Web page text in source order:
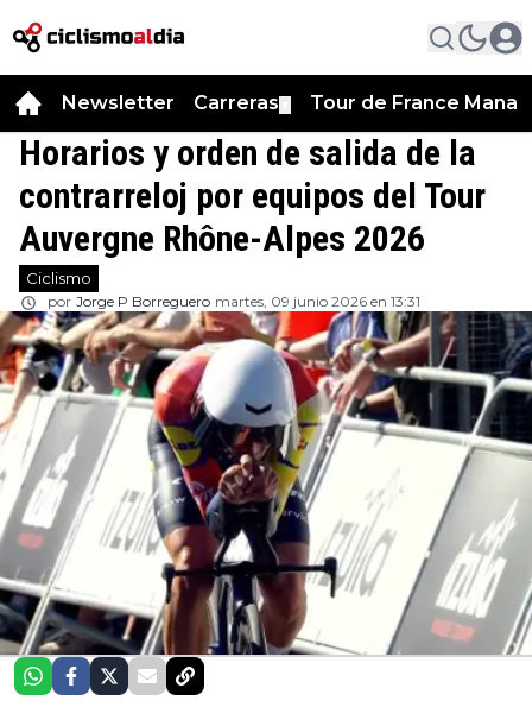
Newsletter Carreras Tour de France
Horarios y orden de salida de la
contrarreloj por equipos del Tour
Auvergne Rhône-Alpes 2026
Ciclismo
por Jorge P Borreguero martes, 09 junio 2026 en 13:31